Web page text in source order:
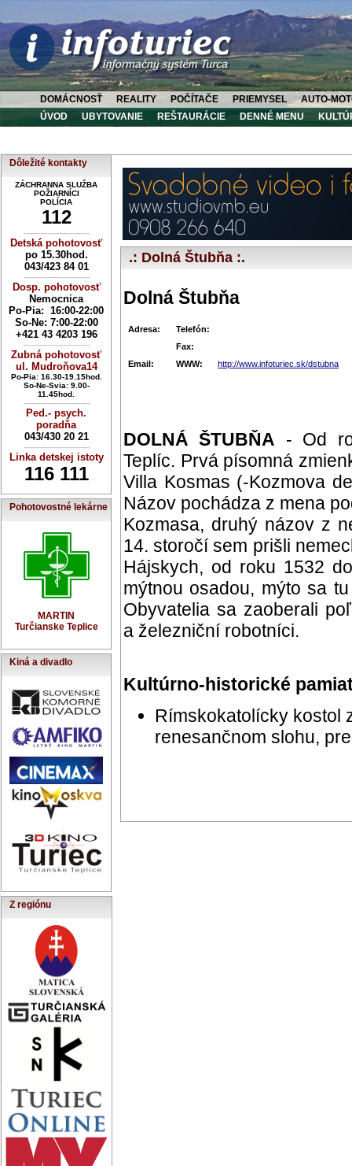
DOMÁCNOSŤ REALITY POČÍTAČE PRIEMYSEL
AUTO-
ÚVOD
UBYTOVANIE REŠTAURÁCIE DENNÉ MENU
Dôležité kontakty
ZÁCHRANNA SLUŽBA
POŽIARNÍCI
POLÍCIA
112
----------------------------
Detská pohotovosť
po 15.30hod.
043/423 84 01
----------------------------
Dosp. pohotovosť
Nemocnica
Po-Pia: 16:00-22:00
So-Ne: 7:00-22:00
+421 43 4203 196
----------------------------
Zubná pohotovosť
ul. Mudroňova14
Po-Pia: 16.30-19.15hod.
So-Ne-Svia: 9.00-
11.45hod.
----------------------------
Ped.- psych.
poradňa
043/430 20 21
----------------------------
Linka detskej istoty
116 111
Pohotovostné lekárne
MARTIN
Turčianske Teplice
Kiná a divadlo
Z regiónu
.: Dolná Štubňa :.
Dolná Štubňa
Adresa:
Telefón:
Fax:
Email:
WWW: http://www.infoturiec.sk/dstubna
DOLNÁ ŠTUBŇA - Od
Teplíc. Prvá písomná
Villa Kosmas (-Kozmova
Názov pochádza z mena
Kozmasa, druhý názov z
14. storočí sem prišli
Hájskych, od roku 1532
mýtnou osadou, mýto sa
Obyvatelia sa zaoberali
a železniční robotníci.
Kultúrno-historické
Rímskokatolícky kostol
renesančnom slohu,